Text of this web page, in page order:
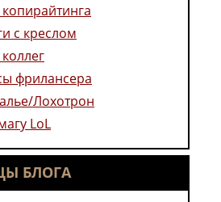
с креслом
фрилансера
Лохотрон
LoL
БЛОГА